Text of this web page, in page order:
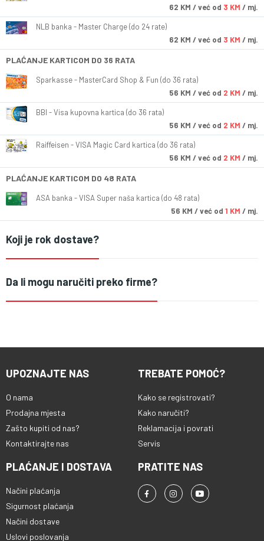
62 KM / već od 3 KM / mj.
NLB banka - Master Charge (do 24 rate)
62 KM / već od 3 KM / mj.
PLAĆANJE KARTICOM DO 36 RATA
Sparkasse - MasterCard Shop & Fun (do 36 rata)
56 KM / već od 2 KM / mj.
BBI - Visa kupovna kartica (do 36 rata)
56 KM / već od 2 KM / mj.
Raiffeisen - VISA Magic Card kartica (do 36 rata)
56 KM / već od 2 KM / mj.
PLAĆANJE KARTICOM DO 48 RATA
ASA banka - VISA Super naša kartica (do 48 rata)
56 KM / već od 1 KM / mj.
Koji je rok dostave?
Da li mogu naručiti preko firme?
UPOZNAJTE NAS
O nama
Prodajna mjesta
Zašto kupiti od nas?
Kontaktirajte nas
TREBATE POMOĆ?
Kako se registrovati?
Kako naručiti?
Reklamacija i povrati
Servis
PLAĆANJE I DOSTAVA
Načini plaćanja
Sigurnost plaćanja
Načini dostave
Uslovi poslovanja
PRATITE NAS